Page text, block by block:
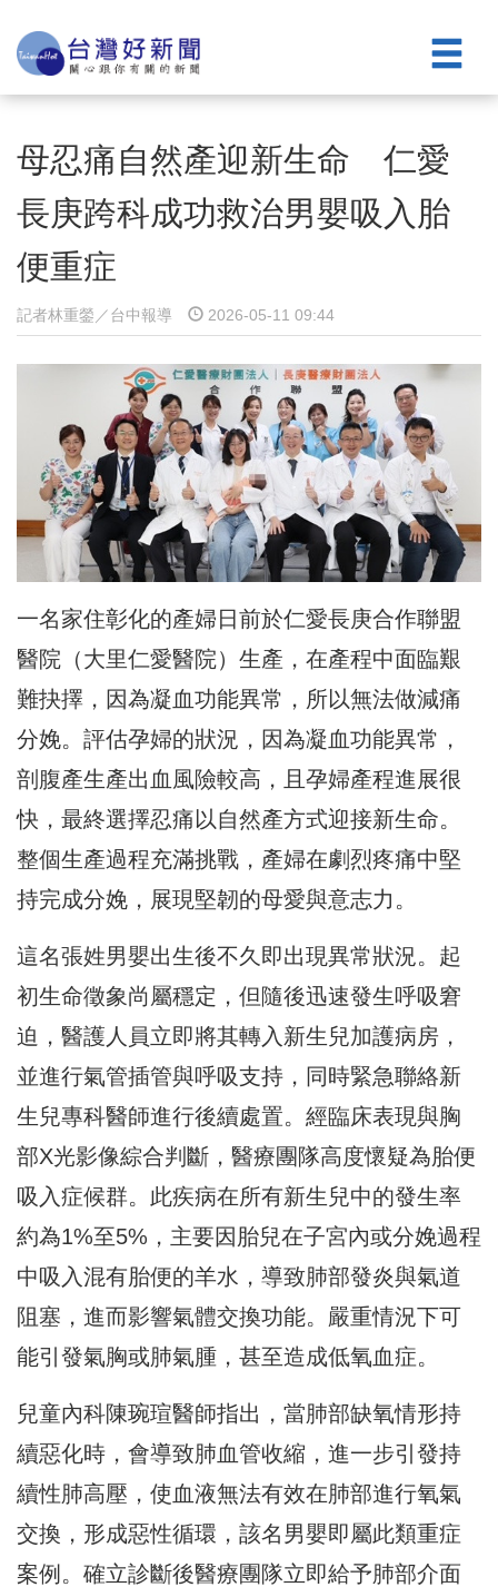
母忍痛自然產迎新生命 仁愛
長庚跨科成功救治男嬰吸入胎
便重症
記者林重鎣／台中報導 2026-05-11 09:44
一名家住彰化的產婦日前於仁愛長庚合作聯盟
醫院（大里仁愛醫院）生產，在產程中面臨艱
難抉擇，因為凝血功能異常， 所以無法做減痛
分娩。評估孕婦的狀況，因為凝血功能異常，
剖腹產生產出血風險較高，且孕婦產程進展很
快， 最終選擇忍痛以自然產方式迎接新生命。
整個生產過程充滿挑戰， 產婦在劇烈疼痛中堅
持完成分娩，展現堅韌的母愛與意志力。
這名張姓男嬰出生後不久即出現異常狀況。 起
初生命徵象尚屬穩定，但隨後迅速發生呼吸窘
迫， 醫護人員立即將其轉入新生兒加護病房，
並進行氣管插管與呼吸支持， 同時緊急聯絡新
生兒專科醫師進行後續處置。 經臨床表現與胸
部X光影像綜合判斷， 醫療團隊高度懷疑為胎便
吸入症候群。 此疾病在所有新生兒中的發生率
約為1%至5%， 主要因胎兒在子宮內或分娩過程
中吸入混有胎便的羊水， 導致肺部發炎與氣道
阻塞，進而影響氣體交換功能。 嚴重情況下可
能引發氣胸或肺氣腫，甚至造成低氧血症。
兒童內科陳琬瑄醫師指出，當肺部缺氧情形持
續惡化時， 會導致肺血管收縮，進一步引發持
續性肺高壓， 使血液無法有效在肺部進行氧氣
交換，形成惡性循環， 該名男嬰即屬此類重症
案例。 確立診斷後醫療團隊立即給予肺部介面